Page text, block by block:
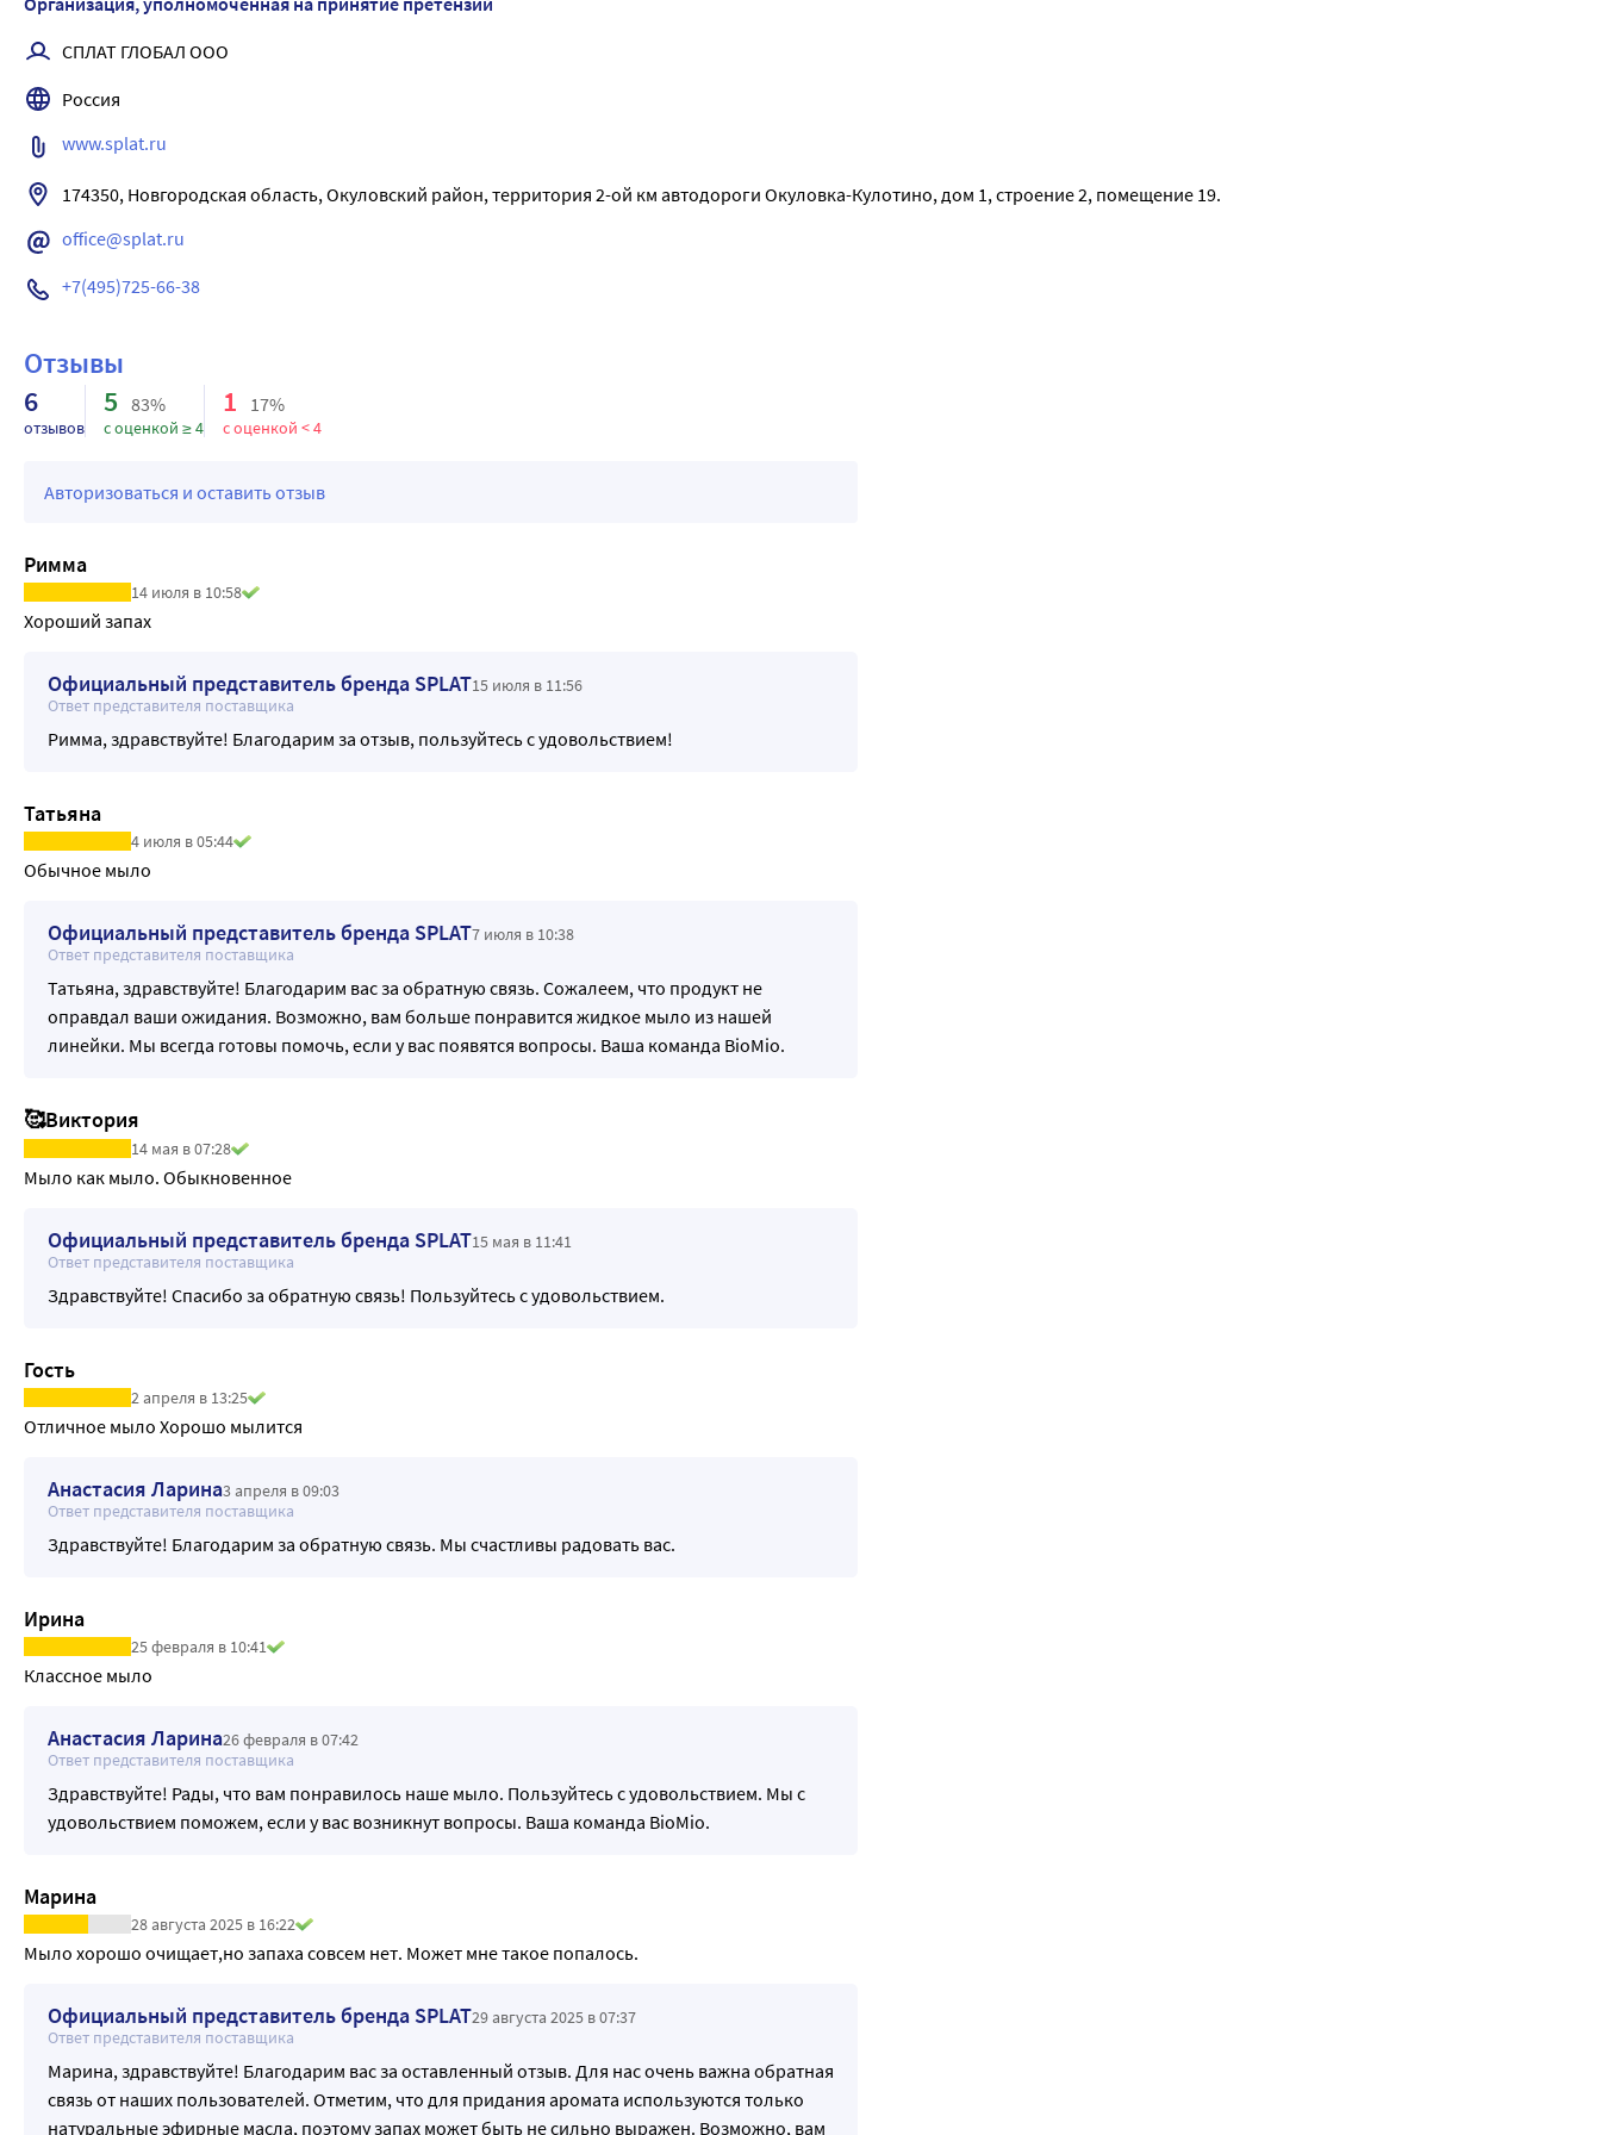
Специальные особенности: Не содержит: ПЭГ, синтетические отдушки, ЭДТА, продукты животного происхождения.
Результат: Мягкое, деликатное очищение кожи рук, увлажнение и питание
СПЛАТ ГЛОБАЛ ООО
Россия
www.splat.ru
174350, Новгородская область, Окуловский район, территория 2-ой км автодороги Окуловка-Кулотино, дом 1, строение 2, помещение 19.
office@splat.ru
+7(495)725-66-38
Отзывы
6
отзывов
5 83%
с оценкой ≥ 4
1 17%
с оценкой < 4
Авторизоваться и оставить отзыв
Римма
14 июля в 10:58
Хороший запах
Официальный представитель бренда SPLAT15 июля в 11:56
Ответ представителя поставщика
Римма, здравствуйте! Благодарим за отзыв, пользуйтесь с удовольствием!
Татьяна
4 июля в 05:44
Обычное мыло
Официальный представитель бренда SPLAT7 июля в 10:38
Ответ представителя поставщика
Татьяна, здравствуйте! Благодарим вас за обратную связь. Сожалеем, что продукт не
оправдал ваши ожидания. Возможно, вам больше понравится жидкое мыло из нашей
линейки. Мы всегда готовы помочь, если у вас появятся вопросы. Ваша команда BioMio.
🥰Виктория
14 мая в 07:28
Мыло как мыло. Обыкновенное
Официальный представитель бренда SPLAT15 мая в 11:41
Ответ представителя поставщика
Здравствуйте! Спасибо за обратную связь! Пользуйтесь с удовольствием.
Гость
2 апреля в 13:25
Отличное мыло Хорошо мылится
Анастасия Ларина3 апреля в 09:03
Ответ представителя поставщика
Здравствуйте! Благодарим за обратную связь. Мы счастливы радовать вас.
Ирина
25 февраля в 10:41
Классное мыло
Анастасия Ларина26 февраля в 07:42
Ответ представителя поставщика
Здравствуйте! Рады, что вам понравилось наше мыло. Пользуйтесь с удовольствием. Мы с
удовольствием поможем, если у вас возникнут вопросы. Ваша команда BioMio.
Марина
28 августа 2025 в 16:22
Мыло хорошо очищает,но запаха совсем нет. Может мне такое попалось.
Официальный представитель бренда SPLAT29 августа 2025 в 07:37
Ответ представителя поставщика
Марина, здравствуйте! Благодарим вас за оставленный отзыв. Для нас очень важна обратная
связь от наших пользователей. Отметим, что для придания аромата используются только
натуральные эфирные масла, поэтому запах может быть не сильно выражен. Возможно, вам